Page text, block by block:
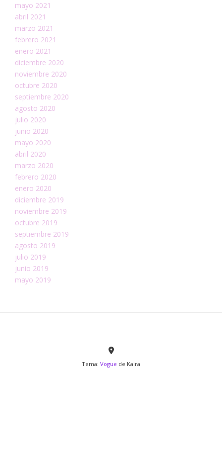
mayo 2021
abril 2021
marzo 2021
febrero 2021
enero 2021
diciembre 2020
noviembre 2020
octubre 2020
septiembre 2020
agosto 2020
julio 2020
junio 2020
mayo 2020
abril 2020
marzo 2020
febrero 2020
enero 2020
diciembre 2019
noviembre 2019
octubre 2019
septiembre 2019
agosto 2019
julio 2019
junio 2019
mayo 2019
Tema: Vogue de Kaira